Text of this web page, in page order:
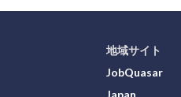
地域サイト
JobQuasar